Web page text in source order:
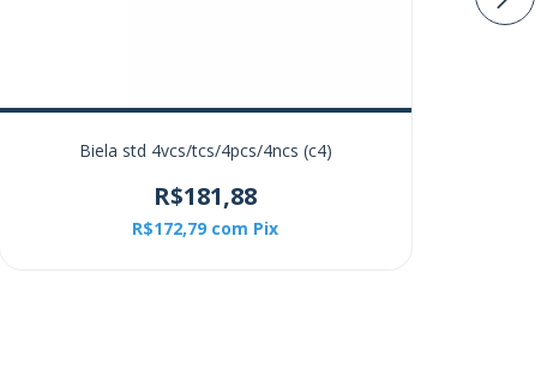
Biela std 4vcs/tcs/4pcs/4ncs (c4)
R$181,88
R$172,79 com Pix